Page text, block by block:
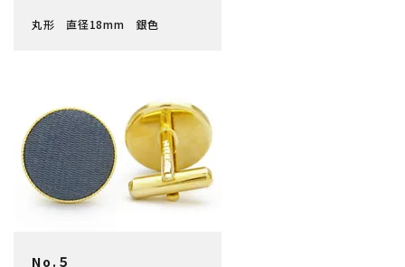
丸形 直径18mm 銀色
No.５